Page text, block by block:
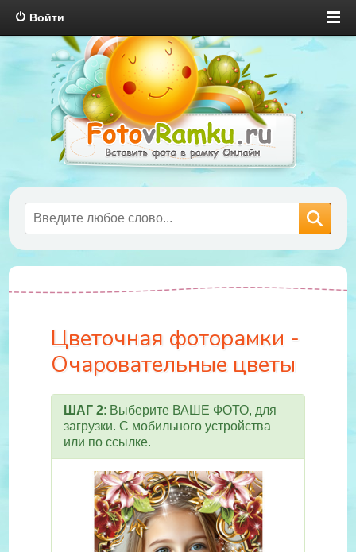
Войти
Цветочная фоторамки -
Очаровательные цветы
ШАГ 2: Выберите ВАШЕ ФОТО, для
загрузки. С мобильного устройства
или по ссылке.